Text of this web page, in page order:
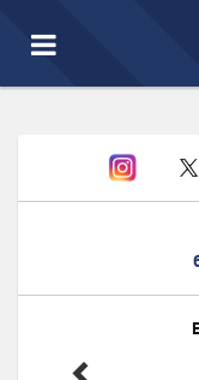
Toggle
navigation